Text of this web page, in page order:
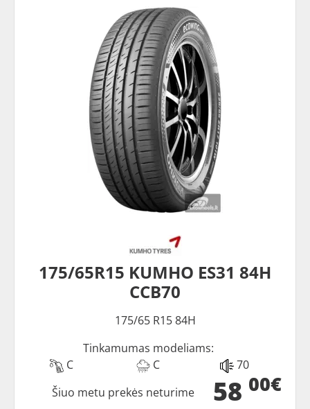
175/65R15 KUMHO ES31 84H
CCB70
175/65 R15 84H
Tinkamumas modeliams:
C
C 70
58 00€
Šiuo metu prekės neturime